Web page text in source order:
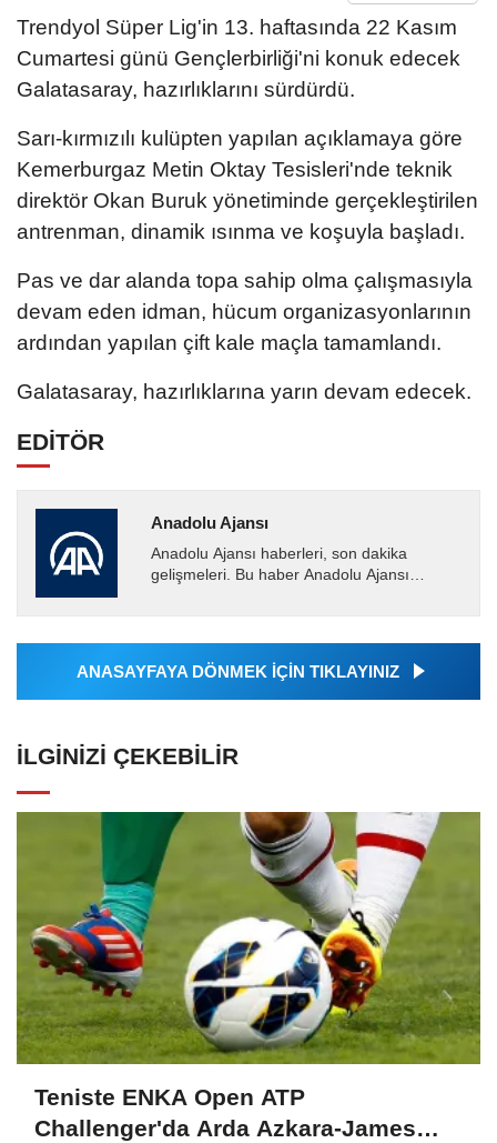
Trendyol Süper Lig'in 13. haftasında 22 Kasım
Cumartesi günü Gençlerbirliği'ni konuk edecek
Galatasaray, hazırlıklarını sürdürdü.
Sarı-kırmızılı kulüpten yapılan açıklamaya göre
Kemerburgaz Metin Oktay Tesisleri'nde teknik
direktör Okan Buruk yönetiminde gerçekleştirilen
antrenman, dinamik ısınma ve koşuyla başladı.
Pas ve dar alanda topa sahip olma çalışmasıyla
devam eden idman, hücum organizasyonlarının
ardından yapılan çift kale maçla tamamlandı.
Galatasaray, hazırlıklarına yarın devam edecek.
EDİTÖR
Anadolu Ajansı
Anadolu Ajansı haberleri, son dakika
gelişmeleri. Bu haber Anadolu Ajansı
tarafından geçilen tüm...
ANASAYFAYA DÖNMEK İÇİN TIKLAYINIZ
İLGINIZI ÇEKEBILIR
Teniste ENKA Open ATP
Challenger'da Arda Azkara-James